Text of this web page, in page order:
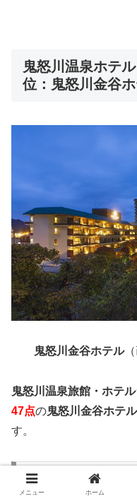
鬼怒川温泉ホテ
位：鬼怒川金谷ホ
鬼怒川金谷ホテル
鬼怒川温泉旅館・ホテ
47点の鬼怒川金谷ホテ
す。
鬼怒川金谷ホテル
メニュー ホーム